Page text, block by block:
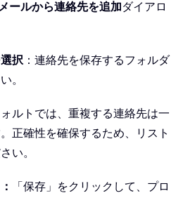
ールから連絡先を追加ダイアロ
択 ：連絡先を保存するフォルダ
。
ルトでは、重複する連絡先は一
正確性を確保するため、リスト
い。
「保存」をクリックして、プロ